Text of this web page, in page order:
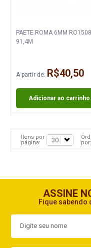
PAETE ROMA 6MM
91,4M
A partir de: R$40,50
Adicionar ao carrinho
Itens por
página:
por:
ASSINE
Fique sabendo